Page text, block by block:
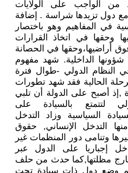
من الواجب على الولايات
مع دول تزيدها شراسة . إضافة
في المفاهيم وهو باختصار
وحقها في اتخاذ القرارات
أراضيها،وحقها في الحصانة
الداخلية. شهد مفهوم
في النظام الدولي -طوال فترة
الحالية فقد شهد تطورات
,إذ أصبح على الدولة أن تلبي
لتتمتع بالسيادة على
السياسية وزاد التدخل
التدخل الإنساني, حقوق
وتنامى دور المنظمات غير
إجباريا على الدول عبر
خارج مظلتها,كما حدث من حلف
وضع دول ذات سيادة تحت